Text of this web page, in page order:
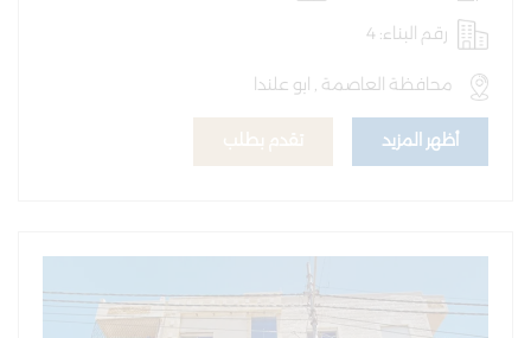
رقم البناء: 4
محافظة العاصمة , ابو علندا
أظهر المزيد